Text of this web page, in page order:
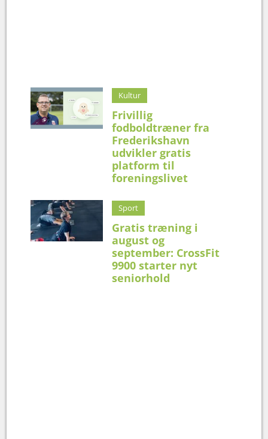
Kultur
Frivillig
fodboldtræner fra
Frederikshavn
udvikler gratis
platform til
foreningslivet
Sport
Gratis træning i
august og
september: CrossFit
9900 starter nyt
seniorhold